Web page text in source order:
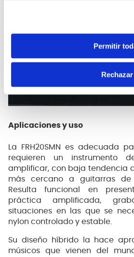
Permitir
Rechazar
Aplicaciones y uso
La FRH20SMN es adecuada
requieren un instrumento
amplificar, con baja tendencia
más cercano a guitarras de
Resulta funcional en
práctica amplificada,
situaciones en las que se
nylon controlado y estable.
Su diseño híbrido la hace
músicos que vienen del